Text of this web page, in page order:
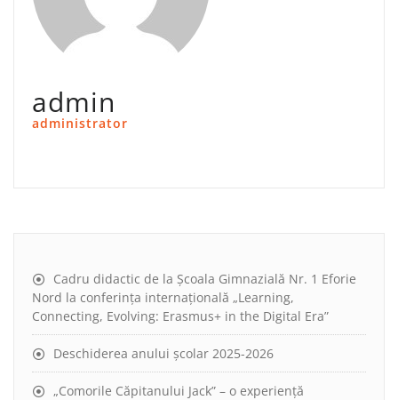
admin
administrator
Cadru didactic de la Școala Gimnazială Nr. 1 Eforie
Nord la conferința internațională „Learning,
Connecting, Evolving: Erasmus+ in the Digital Era”
Deschiderea anului școlar 2025-2026
„Comorile Căpitanului Jack” – o experiență